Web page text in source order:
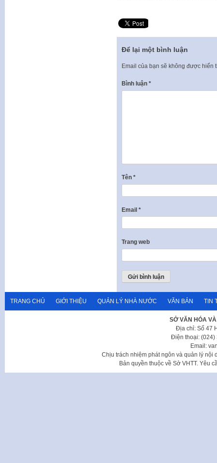
Để lại một bình luận
Email của bạn sẽ không được hiển
Bình luận *
Tên *
Email *
Trang web
TRANG CHỦ GIỚI THIỆU QUẢN LÝ NHÀ NƯỚC VĂN BẢN TIN
SỞ VĂN HÓA
Địa chỉ: Số 47
Điện thoại: (024)
Email:
Chịu trách nhiệm phát ngôn và quản lý nội
Bản quyền thuộc về Sở VHTT. Yêu